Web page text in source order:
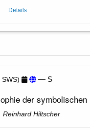
Details
SWS) — S
der symbolischen
Reinhard Hiltscher